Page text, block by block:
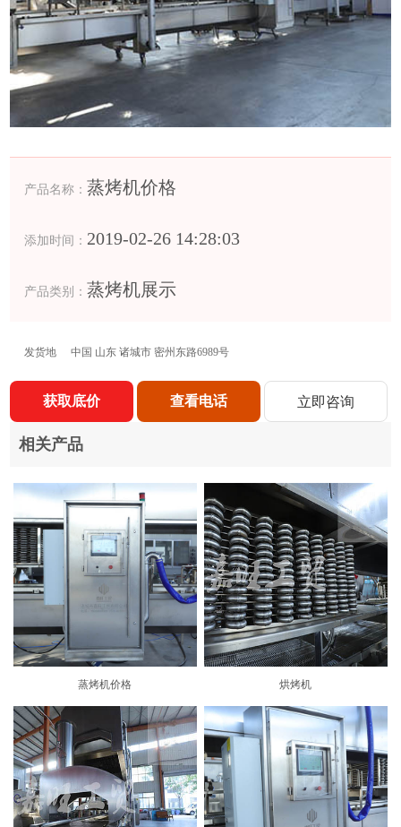
产品名称： 蒸烤机价格
添加时间： 2019-02-26 14:28:03
产品类别： 蒸烤机展示
发货地 中国 山东 诸城市 密州东路6989号
获取底价 查看电话 立即咨询
相关产品
蒸烤机价格 烘烤机